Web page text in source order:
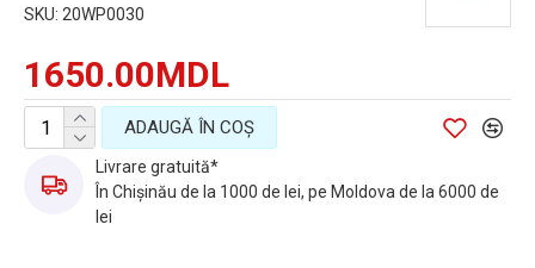
1650.00MDL
SKU: 20WP0030
ADAUGĂ ÎN COŞ
Livrare gratuită*
În Chișinău de la 1000 de lei, pe Moldova de la 6000 de
lei